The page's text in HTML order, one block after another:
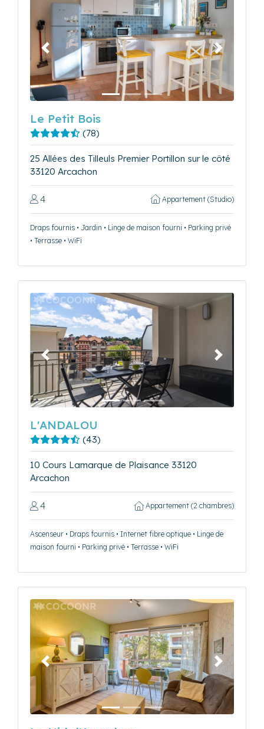
Précédent Suivant
Le Petit Bois
(78)
25 Allées des Tilleuls Premier Portillon sur le côté
33120 Arcachon
4 Appartement (Studio)
Draps fournis • Jardin • Linge de maison fourni • Parking privé
• Terrasse • WiFi
Précédent Suivant
L'ANDALOU
(43)
10 Cours Lamarque de Plaisance 33120
Arcachon
4 Appartement (2 chambres)
Ascenseur • Draps fournis • Internet fibre optique • Linge de
maison fourni • Parking privé • Terrasse • WiFi
Précédent Suivant